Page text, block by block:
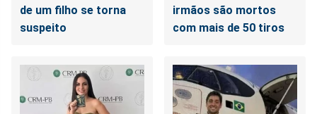
de um filho se torna
suspeito
irmãos são mortos
com mais de 50 tiros